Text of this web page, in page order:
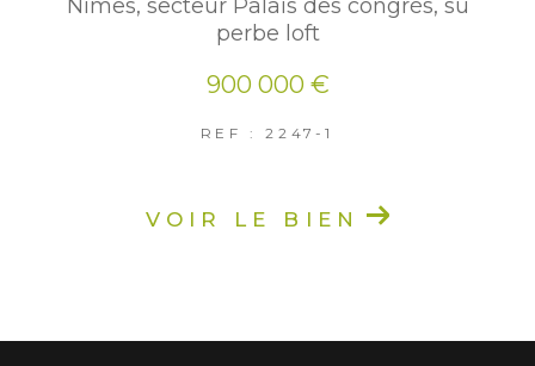
Nîmes, secteur Palais des congrès, su
perbe loft
900 000 €
REF : 2247-1
VOIR LE BIEN